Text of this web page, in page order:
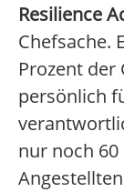
Resilience
Chefsache.
Prozent
persönlich
nur noch